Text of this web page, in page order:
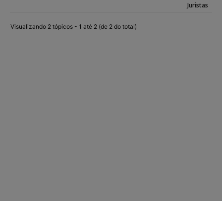
Juristas
Visualizando 2 tópicos - 1 até 2 (de 2 do total)